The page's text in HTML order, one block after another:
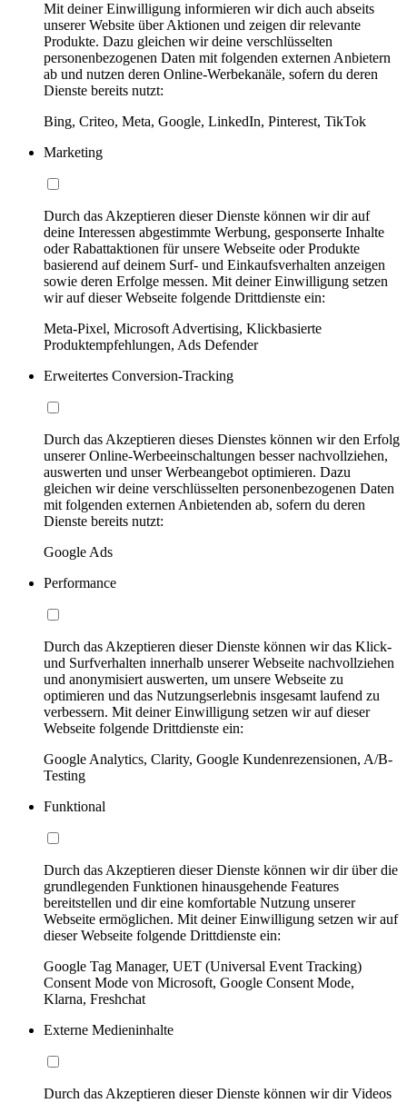
Mit deiner Einwilligung informieren wir dich auch abseits
unserer Website über Aktionen und zeigen dir relevante
Produkte. Dazu gleichen wir deine verschlüsselten
personenbezogenen Daten mit folgenden externen Anbietern
ab und nutzen deren Online-Werbekanäle, sofern du deren
Dienste bereits nutzt:
Bing, Criteo, Meta, Google, LinkedIn, Pinterest, TikTok
Marketing
Durch das Akzeptieren dieser Dienste können wir dir auf
deine Interessen abgestimmte Werbung, gesponserte Inhalte
oder Rabattaktionen für unsere Webseite oder Produkte
basierend auf deinem Surf- und Einkaufsverhalten anzeigen
sowie deren Erfolge messen. Mit deiner Einwilligung setzen
wir auf dieser Webseite folgende Drittdienste ein:
Meta-Pixel, Microsoft Advertising, Klickbasierte
Produktempfehlungen, Ads Defender
Erweitertes Conversion-Tracking
Durch das Akzeptieren dieses Dienstes können wir den Erfolg
unserer Online-Werbeeinschaltungen besser nachvollziehen,
auswerten und unser Werbeangebot optimieren. Dazu
gleichen wir deine verschlüsselten personenbezogenen Daten
mit folgenden externen Anbietenden ab, sofern du deren
Dienste bereits nutzt:
Google Ads
Performance
Durch das Akzeptieren dieser Dienste können wir das Klick-
und Surfverhalten innerhalb unserer Webseite nachvollziehen
und anonymisiert auswerten, um unsere Webseite zu
optimieren und das Nutzungserlebnis insgesamt laufend zu
verbessern. Mit deiner Einwilligung setzen wir auf dieser
Webseite folgende Drittdienste ein:
Google Analytics, Clarity, Google Kundenrezensionen, A/B-
Testing
Funktional
Durch das Akzeptieren dieser Dienste können wir dir über die
grundlegenden Funktionen hinausgehende Features
bereitstellen und dir eine komfortable Nutzung unserer
Webseite ermöglichen. Mit deiner Einwilligung setzen wir auf
dieser Webseite folgende Drittdienste ein:
Google Tag Manager, UET (Universal Event Tracking)
Consent Mode von Microsoft, Google Consent Mode,
Klarna, Freshchat
Externe Medieninhalte
Durch das Akzeptieren dieser Dienste können wir dir Videos